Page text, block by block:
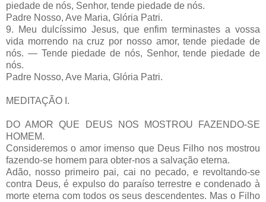
piedade de nós, Senhor, tende piedade de nós.
Padre Nosso, Ave Maria, Glória Patri.
9. Meu dulcíssimo Jesus, que enfim terminastes a vossa
vida morrendo na cruz por nosso amor, tende piedade de
nós. — Tende piedade de nós, Senhor, tende piedade de
nós.
Padre Nosso, Ave Maria, Glória Patri.
MEDITAÇÃO I.
DO AMOR QUE DEUS NOS MOSTROU FAZENDO-SE
HOMEM.
Consideremos o amor imenso que Deus Filho nos mostrou
fazendo-se homem para obter-nos a salvação eterna.
Adão, nosso primeiro pai, cai no pecado, e revoltando-se
contra Deus, é expulso do paraíso terrestre e condenado à
morte eterna com todos os seus descendentes. Mas o Filho